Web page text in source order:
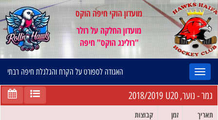
מועדון הוקי חיפה הוקס
מועדון החלקה על רולר
"רולינג הוקס" חיפה
האגודה לספורט על הקרח והגלגלת חיפה רבתי
גמר - נוער, U20
קבוצות זמן תאריך